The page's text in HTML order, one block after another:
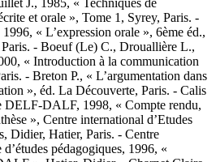
J., 1985, « Techniques de
et orale », Tome 1, Syrey, Paris. -
« L’expression orale », 6ème éd.,
- Boeuf (Le) C., Drouallière L.,
« Introduction à la communication
- Breton P., « L’argumentation dans
», éd. La Découverte, Paris. - Calis
DELF-DALF, 1998, « Compte rendu,
», Centre international d’Etudes
Didier, Hatier, Paris. - Centre
pédagogiques, 1996, «